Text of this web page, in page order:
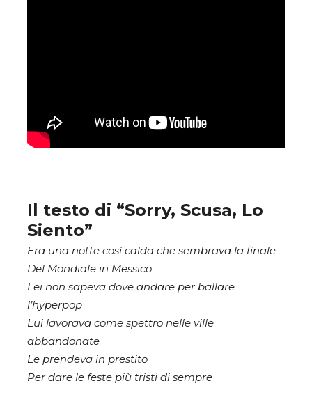
Il testo di “Sorry, Scusa, Lo
Siento”
Era una notte così calda che sembrava la finale
Del Mondiale in Messico
Lei non sapeva dove andare per ballare
l’hyperpop
Lui lavorava come spettro nelle ville
abbandonate
Le prendeva in prestito
Per dare le feste più tristi di sempre